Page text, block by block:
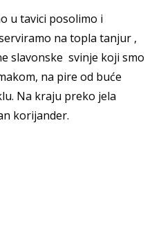
u tavici posolimo i
na topla tanjur ,
slavonske svinje koji smo
na pire od buće
Na kraju preko jela
korijander.